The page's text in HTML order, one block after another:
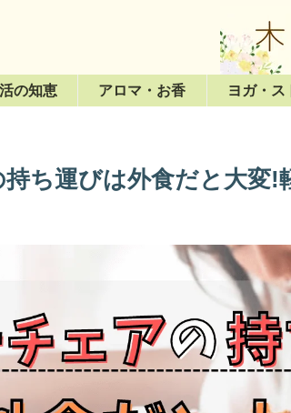
の知恵 アロマ・お香 ヨガ・ス
ち運びは外食だと大変!